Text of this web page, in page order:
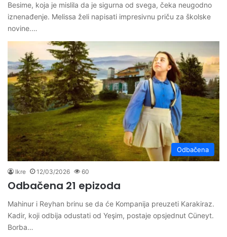
Besime, koja je mislila da je sigurna od svega, čeka neugodno
iznenađenje. Melissa želi napisati impresivnu priču za školske
novine.…
Odbačena
Ikre 12/03/2026 60
Odbačena 21 epizoda
Mahinur i Reyhan brinu se da će Kompanija preuzeti Karakiraz.
Kadir, koji odbija odustati od Yeşim, postaje opsjednut Cüneyt.
Borba…